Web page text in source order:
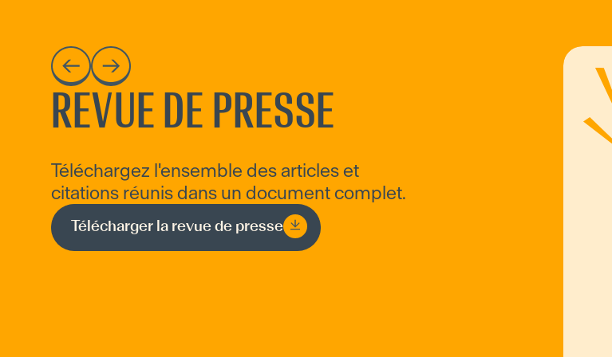
REVUE DE PRESSE
Téléchargez l'ensemble des articles et
citations réunis dans un document complet.
Télécharger la revue de presse